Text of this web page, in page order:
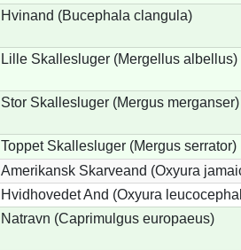
Hvinand (Bucephala clangula)
Lille Skallesluger (Mergellus albellus)
Stor Skallesluger (Mergus merganser)
Toppet Skallesluger (Mergus serrator)
Amerikansk Skarveand (Oxyura
Hvidhovedet And (Oxyura
Natravn (Caprimulgus europaeus)